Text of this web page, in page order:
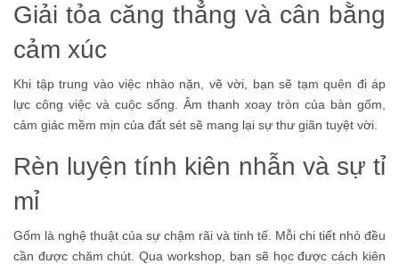
Giải tỏa căng thẳng và cân bằng
cảm xúc
Khi tập trung vào việc nhào nặn, vẽ vời, bạn sẽ tạm quên đi áp
lực công việc và cuộc sống. Âm thanh xoay tròn của bàn gốm,
cảm giác mềm mịn của đất sét sẽ mang lại sự thư giãn tuyệt vời.
Rèn luyện tính kiên nhẫn và sự tỉ
mỉ
Gốm là nghệ thuật của sự chậm rãi và tinh tế. Mỗi chi tiết nhỏ đều
cần được chăm chút. Qua workshop, bạn sẽ học được cách kiên